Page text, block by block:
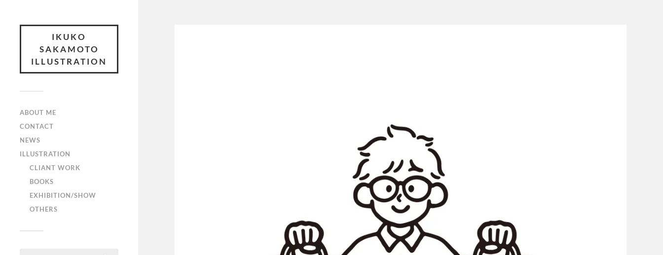
IKUKO
SAKAMOTO
ILLUSTRATION
ABOUT ME
CONTACT
NEWS
ILLUSTRATION
CLIANT WORK
BOOKS
EXHIBITION/SHOW
OTHERS